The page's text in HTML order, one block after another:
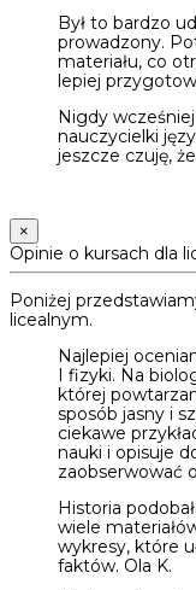
Był to bardzo
prowadzony.
materiału, co
lepiej
Nigdy
nauczycielki
jeszcze czuję,
×
Opinie o kursach dla
Poniżej
licealnym.
Najlepiej
I fizyki. Na
której
sposób jasny i
ciekawe
nauki i opisuje
zaobserwować
Historia
wiele
wykresy, które
faktów. Ola K.